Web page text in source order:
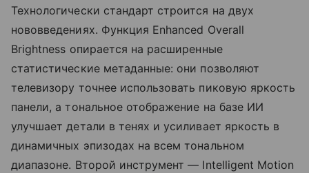
Технологически стандарт строится на двух
нововведениях. Функция Enhanced Overall
Brightness опирается на расширенные
статистические метаданные: они позволяют
телевизору точнее использовать пиковую яркость
панели, а тональное отображение на базе ИИ
улучшает детали в тенях и усиливает яркость в
динамичных эпизодах на всем тональном
диапазоне. Второй инструмент — Intelligent Motion